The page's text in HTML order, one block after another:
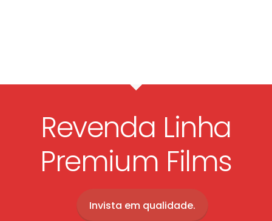
Revenda Linha
Premium Films
Invista em qualidade.